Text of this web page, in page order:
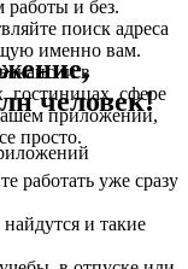
и без.
поиск адреса
именно вам.
в
гостиницах, сфере
приложении,
просто.
работать уже сразу
и такие
человек!